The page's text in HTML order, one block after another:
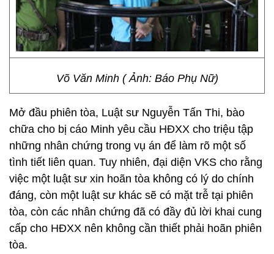
Võ Văn Minh ( Ảnh: Báo Phụ Nữ)
Mở đầu phiên tòa, Luật sư Nguyễn Tấn Thi, bào
chữa cho bị cáo Minh yêu cầu HĐXX cho triệu tập
những nhân chứng trong vụ án để làm rõ một số
tình tiết liên quan. Tuy nhiên, đại diện VKS cho rằng
việc một luật sư xin hoãn tòa không có lý do chính
đáng, còn một luật sư khác sẽ có mặt trễ tại phiên
tòa, còn các nhân chứng đã có đầy đủ lời khai cung
cấp cho HĐXX nên không cần thiết phải hoãn phiên
tòa.